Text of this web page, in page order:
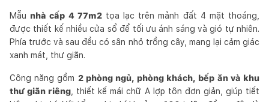
Mẫu nhà cấp 4 77m2tọa lạc trên mảnh đất 4 mặt thoáng,
được thiết kế nhiều cửa sổ để tối ưu ánh sáng và gió tự nhiên.
Phía trước và sau đều có sân nhỏ trồng cây, mang lại cảm giác
xanh mát, thư giãn.
Công năng gồm 2 phòng ngủ, phòng khách, bếp ăn và khu
thư giãn riêng , thiết kế mái chữ A lợp tôn đơn giản, giúp tiết